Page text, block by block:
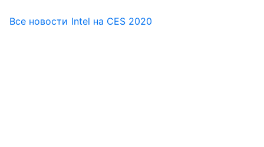
Все новости Intel на CES 2020